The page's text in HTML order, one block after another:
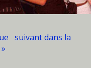
suivant dans la